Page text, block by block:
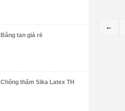
←
Băng tan giá rẻ
Chống thấm Sika Latex TH